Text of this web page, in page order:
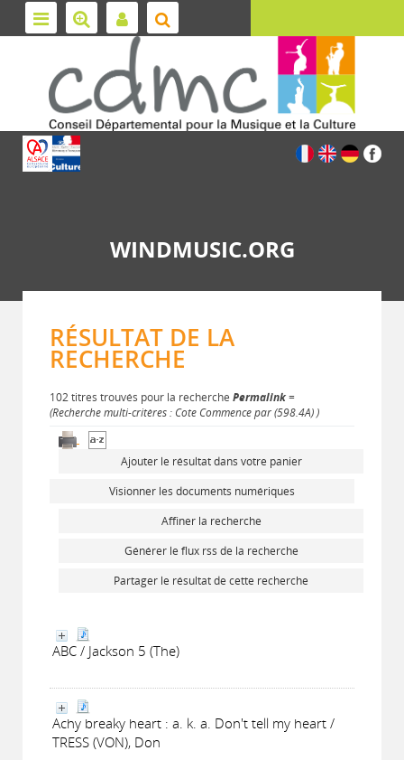
WINDMUSIC.ORG
RÉSULTAT DE LA
RECHERCHE
102 titres trouvés pour la recherche Permalink=
(Recherche multi-critères : Cote Commence par (598.4A) )
Ajouter le résultat dans votre panier
Visionner les documents numériques
Affiner la recherche
Générer le flux rss de la recherche
Partager le résultat de cette recherche
ABC / Jackson 5 (The)
Achy breaky heart : a. k. a. Don't tell my heart /
TRESS (VON), Don